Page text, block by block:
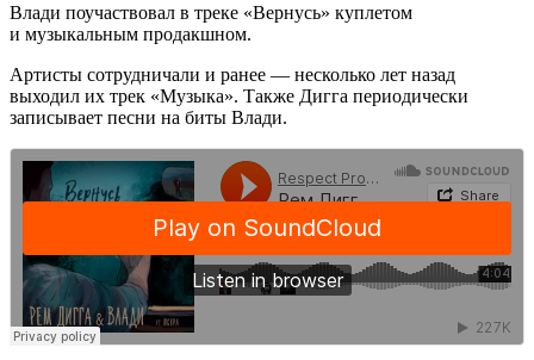
Влади поучаствовал в треке «Вернусь» куплетом
и музыкальным продакшном.
Артисты сотрудничали и ранее — несколько лет назад
выходил их трек «Музыка». Также Дигга периодически
записывает песни на биты Влади.